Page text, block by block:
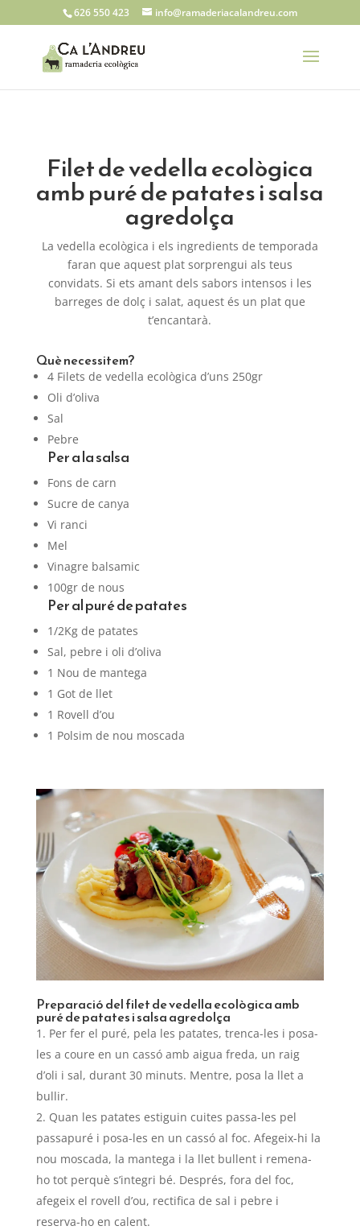
626 550 423 info@ramaderiacalandreu.com
Filet de vedella ecològica
amb puré de patates i salsa
agredolça
La vedella ecològica i els ingredients de temporada
faran que aquest plat sorprengui als teus
convidats. Si ets amant dels sabors intensos i les
barreges de dolç i salat, aquest és un plat que
t’encantarà.
Què necessitem?
4 Filets de vedella ecològica d’uns 250gr
Oli d’oliva
Sal
Pebre
Per a la salsa
Fons de carn
Sucre de canya
Vi ranci
Mel
Vinagre balsamic
100gr de nous
Per al puré de patates
1/2Kg de patates
Sal, pebre i oli d’oliva
1 Nou de mantega
1 Got de llet
1 Rovell d’ou
1 Polsim de nou moscada
Preparació del filet de vedella ecològica amb
puré de patates i salsa agredolça
Per fer el puré, pela les patates, trenca-les i posa-
les a coure en un cassó amb aigua freda, un raig
d’oli i sal, durant 30 minuts. Mentre, posa la llet a
bullir.
Quan les patates estiguin cuites passa-les pel
passapuré i posa-les en un cassó al foc. Afegeix-hi la
nou moscada, la mantega i la llet bullent i remena-
ho tot perquè s’integri bé. Després, fora del foc,
afegeix el rovell d’ou, rectifica de sal i pebre i
reserva-ho en calent.